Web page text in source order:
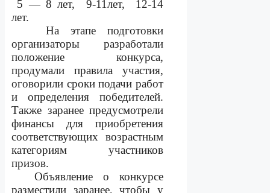
5 — 8 лет,
9-11лет,
12-14
лет.
На этапе подготовки
организаторы разработали
положение конкурса,
продумали правила участия,
оговорили сроки подачи работ
и определения победителей.
Также заранее предусмотрели
финансы для приобретения
соответствующих возрастным
категориям участников
призов.
Объявление о конкурсе
разместили заранее, чтобы у